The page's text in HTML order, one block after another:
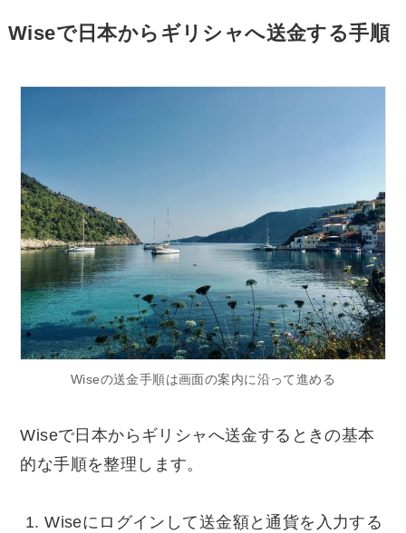
Wiseで日本からギリシャへ送金する手順
Wiseの送金手順は画面の案内に沿って進める
Wiseで日本からギリシャへ送金するときの基本
的な手順を整理します。
Wiseにログインして送金額と通貨を入力する